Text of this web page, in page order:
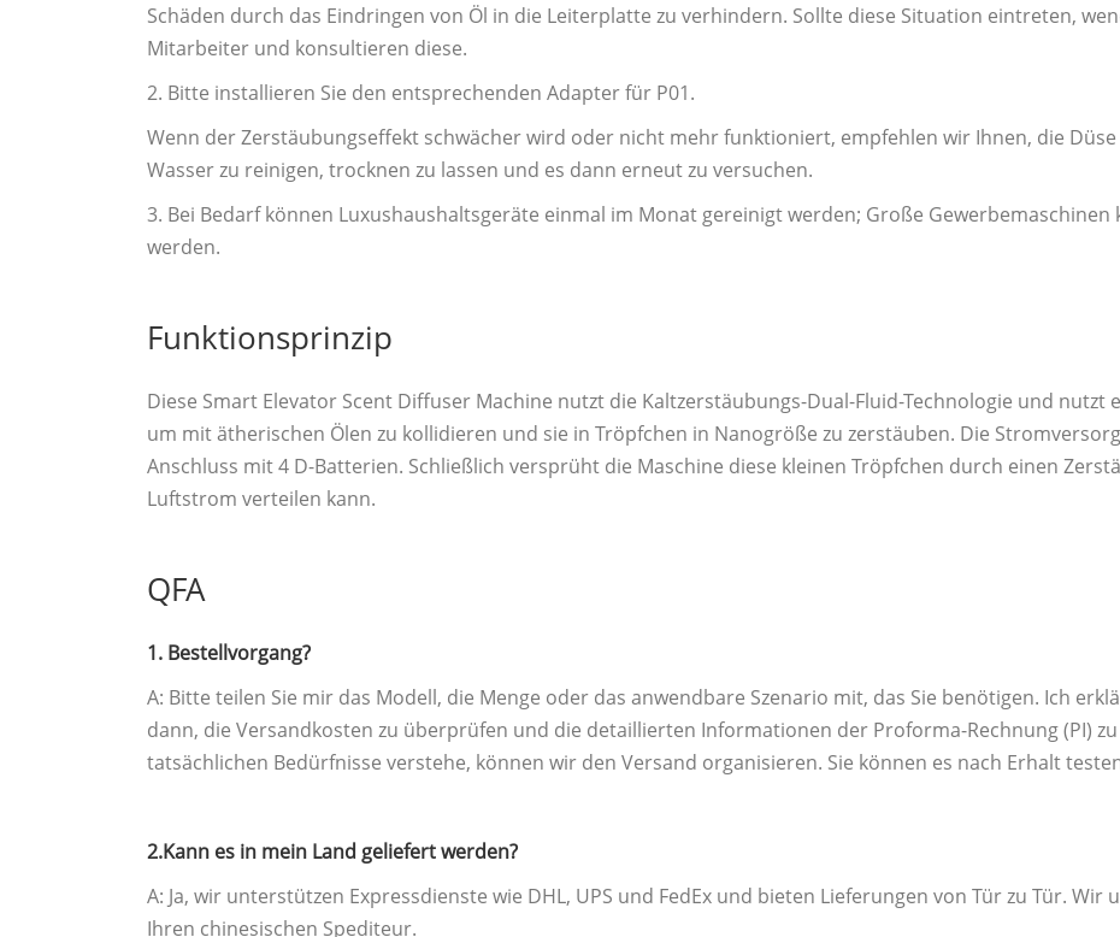
Schäden durch das Eindringen von Öl in die Leiterplatte zu verhindern. Sollte diese Situation eintreten,
Mitarbeiter und konsultieren diese.
2. Bitte installieren Sie den entsprechenden Adapter für P01.
Wenn der Zerstäubungseffekt schwächer wird oder nicht mehr funktioniert, empfehlen wir Ihnen, die
Wasser zu reinigen, trocknen zu lassen und es dann erneut zu versuchen.
3. Bei Bedarf können Luxushaushaltsgeräte einmal im Monat gereinigt werden; Große
werden.
Funktionsprinzip
Diese Smart Elevator Scent Diffuser Machine nutzt die Kaltzerstäubungs-Dual-Fluid-Technologie und
um mit ätherischen Ölen zu kollidieren und sie in Tröpfchen in Nanogröße zu zerstäuben. Die
Anschluss mit 4 D-Batterien. Schließlich versprüht die Maschine diese kleinen Tröpfchen durch einen
Luftstrom verteilen kann.
QFA
1. Bestellvorgang?
A: Bitte teilen Sie mir das Modell, die Menge oder das anwendbare Szenario mit, das Sie benötigen. Ich
dann, die Versandkosten zu überprüfen und die detaillierten Informationen der Proforma-Rechnung (PI)
tatsächlichen Bedürfnisse verstehe, können wir den Versand organisieren. Sie können es nach Erhalt
2.Kann es in mein Land geliefert werden?
A: Ja, wir unterstützen Expressdienste wie DHL, UPS und FedEx und bieten Lieferungen von Tür zu Tür.
Ihren chinesischen Spediteur.